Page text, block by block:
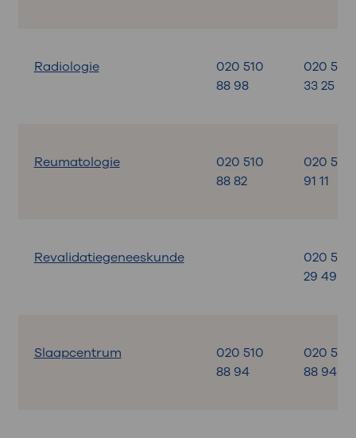
Radiologie
020 510
88 98
020 599
33 25
Reumatologie
020 510
88 82
020 599
91 11
Revalidatiegeneeskunde
020 599
29 49
Slaapcentrum
020 510
88 94
020 510
88 94